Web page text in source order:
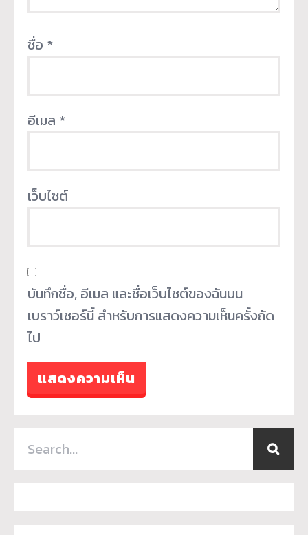
ชื่อ *
อีเมล *
เว็บไซต์
บันทึกชื่อ, อีเมล และชื่อเว็บไซต์ของฉันบน
เบราว์เซอร์นี้ สำหรับการแสดงความเห็นครั้งถัด
ไป